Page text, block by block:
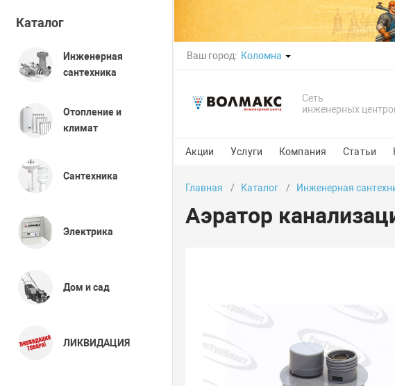
Ваш город: Коломна
Сеть
инженерных
Акции Услуги Компания Статьи
Каталог
Инженерная
сантехника
Отопление и
климат
Сантехника
Электрика
Дом и сад
ЛИКВИДАЦИЯ
Главная Каталог Инженерная
Аэратор